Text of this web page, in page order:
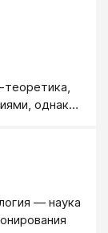
теоретика,
однако
разной.
— наука